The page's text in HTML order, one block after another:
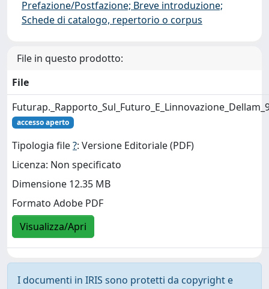
Prefazione/Postfazione; Breve introduzione;
Schede di catalogo, repertorio o corpus
File in questo prodotto:
File
accesso aperto
Tipologia file?: Versione Editoriale (PDF)
Licenza: Non specificato
Dimensione 12.35 MB
Formato Adobe PDF
Visualizza/Apri
I documenti in IRIS sono protetti da copyright e